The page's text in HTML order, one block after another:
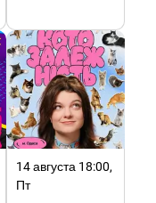
14 августа 18:00,
Пт